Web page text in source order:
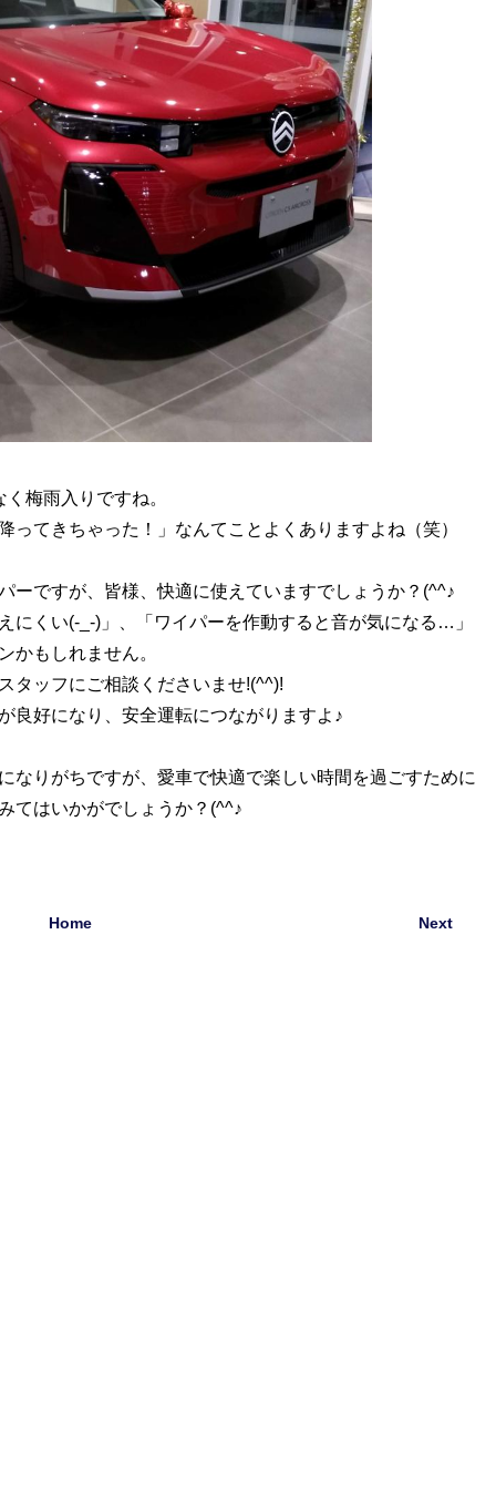
梅雨入りですね。
てきちゃった！」なんてことよくありますよね（笑）
ーですが、皆様、快適に使えていますでしょうか？(^^♪
にくい(-_-)」、「ワイパーを作動すると音が気になる…」
かもしれません。
タッフにご相談くださいませ!(^^)!
良好になり、安全運転につながりますよ♪
なりがちですが、愛車で快適で楽しい時間を過ごすために
てはいかがでしょうか？(^^♪
Next
Home